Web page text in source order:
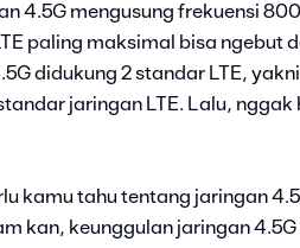
4.5G mengusung frekuensi
paling maksimal bisa ngebut
didukung 2 standar LTE,
jaringan LTE. Lalu,
kamu tahu tentang jaringan
kan, keunggulan jaringan